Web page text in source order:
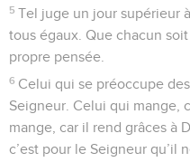
5 Tel juge un jour supérieur
tous égaux. Que chacun
propre pensée.
6 Celui qui se préoccupe
Seigneur. Celui qui mange,
mange, car il rend grâces à
c’est pour le Seigneur qu’il